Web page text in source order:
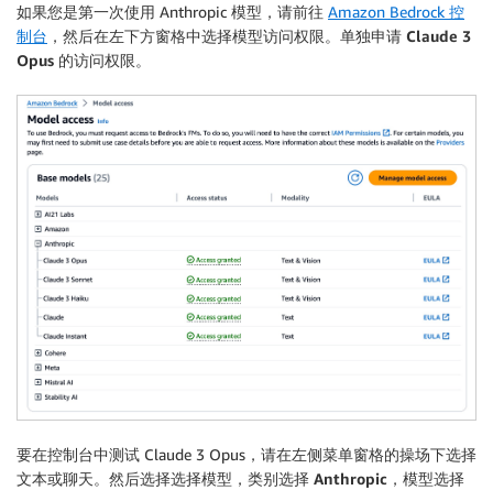
如果您是第一次使用 Anthropic 模型，请前往 Amazon Bedrock 控
制台 ，然后在左下方窗格中选择模型访问权限。单独申请 Claude 3
Opus 的访问权限。
要在控制台中测试 Claude 3 Opus，请在左侧菜单窗格的操场下选择
文本或聊天。然后选择选择模型 ，类别选择 Anthropic ，模型选择